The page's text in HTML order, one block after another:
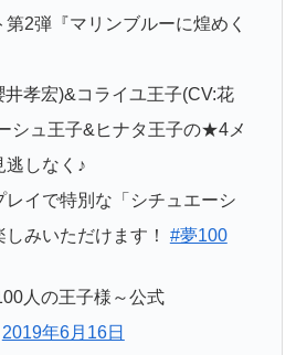
2弾『マリンブルーに煌めく
孝宏)&コライユ王子(CV:花
シュ王子&ヒナタ王子の★4メ
逃しなく♪
イで特別な「シチュエーシ
みいただけます！ #夢100
人の王子様～公式
2019年6月16日